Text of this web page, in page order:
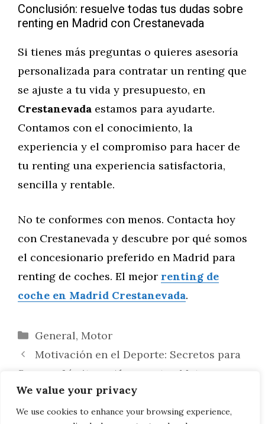
We value your privacy
We use cookies to enhance your browsing experience,
Conclusión: resuelve todas tus dudas sobre
renting en Madrid con Crestanevada
Si tienes más preguntas o quieres asesoría
personalizada para contratar un renting que
se ajuste a tu vida y presupuesto, en
Crestanevada estamos para ayudarte.
Contamos con el conocimiento, la
experiencia y el compromiso para hacer de
tu renting una experiencia satisfactoria,
sencilla y rentable.
No te conformes con menos. Contacta hoy
con Crestanevada y descubre por qué somos
el concesionario preferido en Madrid para
renting de coches. El mejor renting de
coche en Madrid Crestanevada.
Categorías
General, Motor
Motivación en el Deporte: Secretos para
Superar Límites y Alcanzar tus Metas
Concesionarios de confianza en Toledo:
revisión técnica, garantía y financiación sin